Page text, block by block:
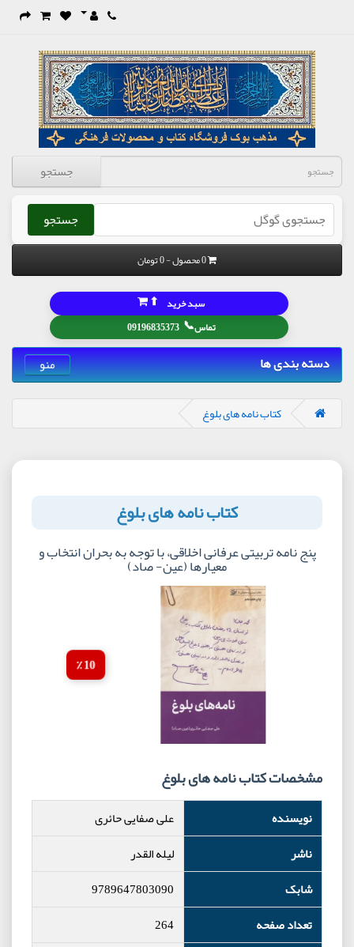
جستجو
جستجو
0 محصول - 0 تومان
تماس📞
09196835373
سبد خرید ⬆
دسته بندی ها منو
کتاب نامه های بلوغ
کتاب نامه های بلوغ
پنج نامه تربیتی عرفانی اخلاقی، با توجه به بحران انتخاب و
معیارها (عین- صاد)
10 ٪
مشخصات کتاب نامه های بلوغ
نویسنده
علی صفایی حائری
ناشر
لیله القدر
شابک
9789647803090
تعداد صفحه
264